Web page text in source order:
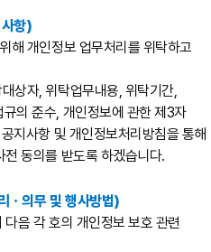
항)
해 개인정보 업무처리를 위탁하고
상자, 위탁업무내용, 위탁기간,
의 준수, 개인정보에 관한 제3자
지사항 및 개인정보처리방침을 통해
동의를 받도록 하겠습니다.
ㆍ의무 및 행사방법)
음 각 호의 개인정보 보호 관련